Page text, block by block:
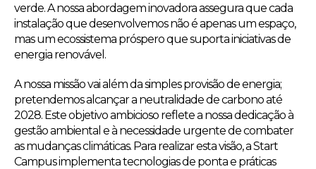
verde. A nossa abordagem inovadora assegura que cada
instalação que desenvolvemos não é apenas um espaço,
mas um ecossistema próspero que suporta iniciativas de
energia renovável.
A nossa missão vai além da simples provisão de energia;
pretendemos alcançar a neutralidade de carbono até
2028. Este objetivo ambicioso reflete a nossa dedicação à
gestão ambiental e à necessidade urgente de combater
as mudanças climáticas. Para realizar esta visão, a Start
Campus implementa tecnologias de ponta e práticas